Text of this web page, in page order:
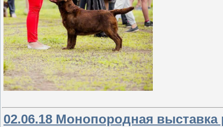
02.06.18 Монопородная выставка